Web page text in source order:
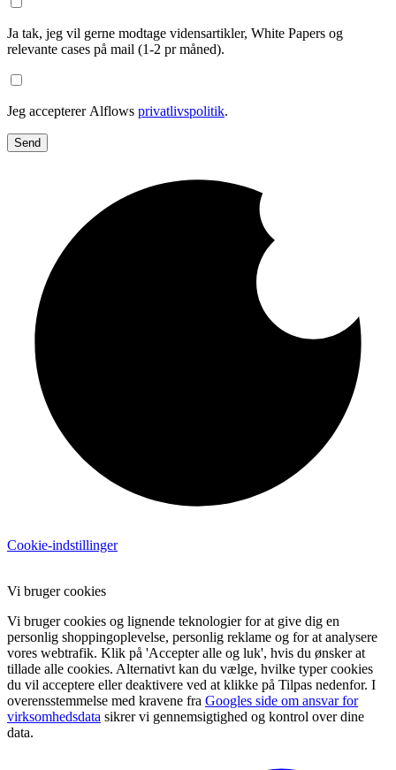
Ja tak, jeg vil gerne modtage vidensartikler, White Papers og
relevante cases på mail (1-2 pr måned).
Jeg accepterer Alflows privatlivspolitik.
Send
Cookie-indstillinger
Vi bruger cookies
Vi bruger cookies og lignende teknologier for at give dig en
personlig shoppingoplevelse, personlig reklame og for at analysere
vores webtrafik. Klik på 'Accepter alle og luk', hvis du ønsker at
tillade alle cookies. Alternativt kan du vælge, hvilke typer cookies
du vil acceptere eller deaktivere ved at klikke på Tilpas nedenfor. I
overensstemmelse med kravene fra Googles side om ansvar for
virksomhedsdata sikrer vi gennemsigtighed og kontrol over dine
data.